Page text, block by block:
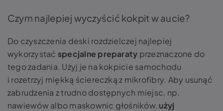
Czym najlepiej wyczyścić kokpit w aucie?
Do czyszczenia deski rozdzielczej najlepiej
wykorzystać specjalne preparaty przeznaczone do
tego zadania. Użyj je na kokpicie samochodu
i rozetrzyj miękką ściereczką z mikrofibry. Aby usunąć
zabrudzenia z trudno dostępnych miejsc, np.
nawiewów albo maskownic głośników, użyj